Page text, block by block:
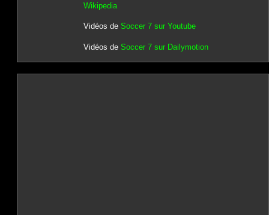
Wikipedia
Vidéos de Soccer 7 sur Youtube
Vidéos de Soccer 7 sur Dailymotion